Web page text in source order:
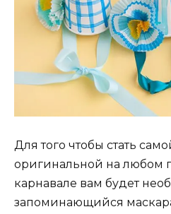
Для того чтобы стать
оригинальной на любом
карнавале вам будет
запоминающийся